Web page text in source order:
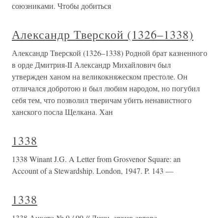
союзниками. Чтобы добиться
Александр Тверской (1326–1338)
Александр Тверской (1326–1338) Родной брат казненного
в орде Дмитрия-II Александр Михайлович был
утвержден ханом на великокняжеском престоле. Он
отличался добротою и был любим народом, но погубил
себя тем, что позволил тверичам убить ненавистного
ханского посла Щелкана. Хан
1338
1338 Winant J.G. A Letter from Grosvenor Square: an
Account of a Stewardship. London, 1947. P. 143 —
1338